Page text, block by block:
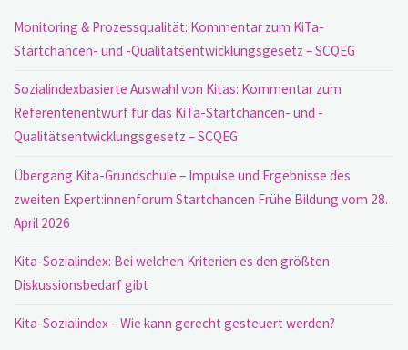
Monitoring & Prozessqualität: Kommentar zum KiTa-
Startchancen- und -Qualitätsentwicklungsgesetz – SCQEG
Sozialindexbasierte Auswahl von Kitas: Kommentar zum
Referentenentwurf für das KiTa-Startchancen- und -
Qualitätsentwicklungsgesetz – SCQEG
Übergang Kita-Grundschule – Impulse und Ergebnisse des
zweiten Expert:innenforum Startchancen Frühe Bildung vom 28.
April 2026
Kita-Sozialindex: Bei welchen Kriterien es den größten
Diskussionsbedarf gibt
Kita-Sozialindex – Wie kann gerecht gesteuert werden?